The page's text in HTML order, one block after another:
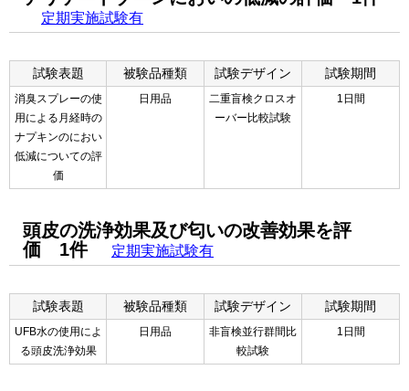
定期実施試験有
試験表題 被験品種類 試験デザイン 試験期間
消臭スプレーの使
用による月経時の
ナプキンのにおい
低減についての評
価
日用品
二重盲検クロスオ
ーバー比較試験
1日間
頭皮の洗浄効果及び匂いの改善効果を評
価 1件
定期実施試験有
試験表題 被験品種類 試験デザイン 試験期間
UFB水の使用によ
る頭皮洗浄効果
日用品
非盲検並行群間比
較試験
1日間